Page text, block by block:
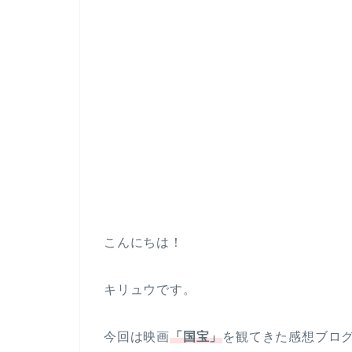
こんにちは！
キリュウです。
今回は映画「国宝」を観てきた感想ブロ